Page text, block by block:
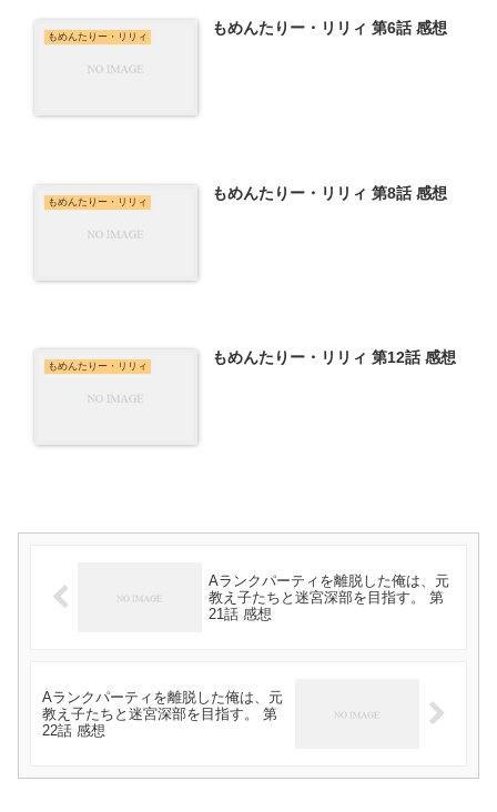
もめんたりー・リリィ もめんたりー・リリィ 第6話 感想
もめんたりー・リリィ もめんたりー・リリィ 第8話 感想
もめんたりー・リリィ もめんたりー・リリィ 第12話 感想
Aランクパーティを離脱した俺は、元
教え子たちと迷宮深部を目指す。 第
21話 感想
Aランクパーティを離脱した俺は、元
教え子たちと迷宮深部を目指す。 第
22話 感想